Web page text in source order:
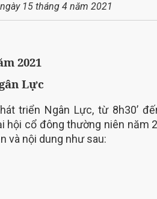
15 tháng 4 năm 2021
2021
Lực
triển Ngân Lực, từ 8h30’
hội cổ đông thường niên năm
và nội dung như sau: